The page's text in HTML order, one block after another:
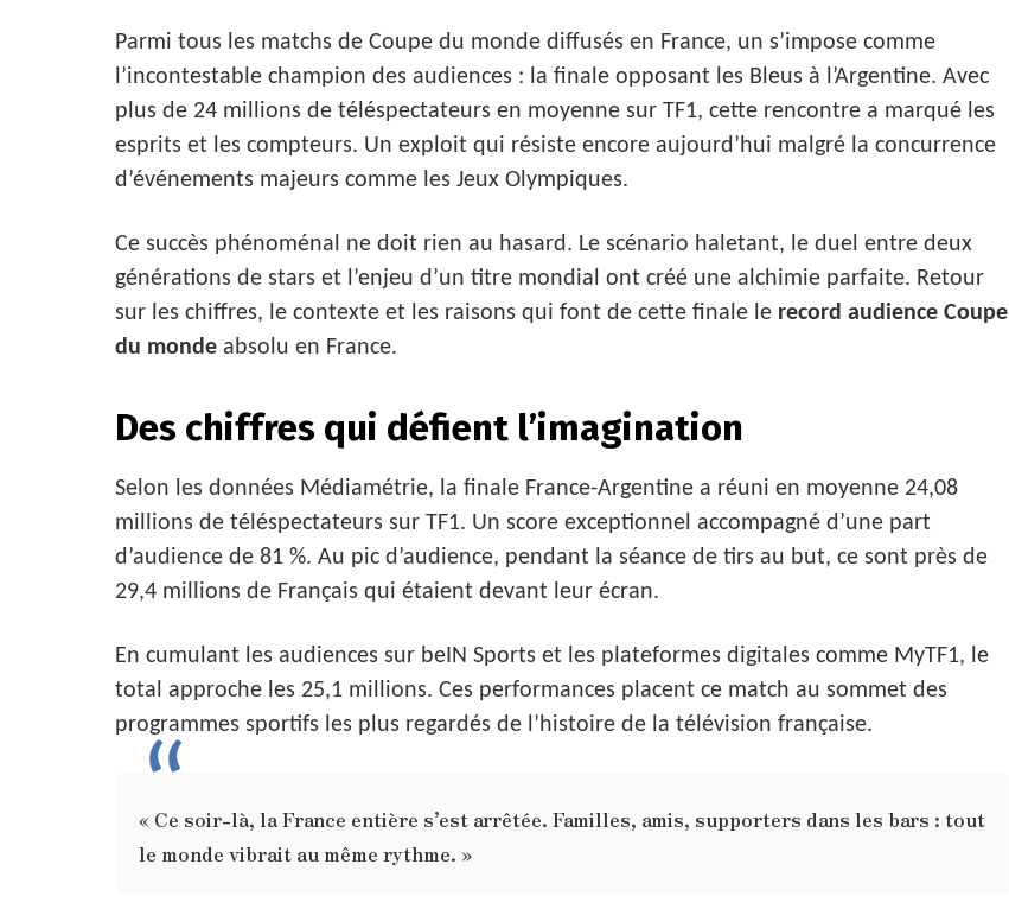
Parmi tous les matchs de Coupe du monde diffusés en France, un s’impose comme
l’incontestable champion des audiences : la finale opposant les Bleus à l’Argentine. Avec
plus de 24 millions de téléspectateurs en moyenne sur TF1, cette rencontre a marqué les
esprits et les compteurs. Un exploit qui résiste encore aujourd’hui malgré la concurrence
d’événements majeurs comme les Jeux Olympiques.
Ce succès phénoménal ne doit rien au hasard. Le scénario haletant, le duel entre deux
générations de stars et l’enjeu d’un titre mondial ont créé une alchimie parfaite. Retour
sur les chiffres, le contexte et les raisons qui font de cette finale le record audience Coupe
du monde absolu en France.
Des chiffres qui défient l’imagination
Selon les données Médiamétrie, la finale France-Argentine a réuni en moyenne 24,08
millions de téléspectateurs sur TF1. Un score exceptionnel accompagné d’une part
d’audience de 81 %. Au pic d’audience, pendant la séance de tirs au but, ce sont près de
29,4 millions de Français qui étaient devant leur écran.
En cumulant les audiences sur beIN Sports et les plateformes digitales comme MyTF1, le
total approche les 25,1 millions. Ces performances placent ce match au sommet des
programmes sportifs les plus regardés de l’histoire de la télévision française.
« Ce soir-là, la France entière s’est arrêtée. Familles, amis, supporters dans les bars : tout
le monde vibrait au même rythme. »